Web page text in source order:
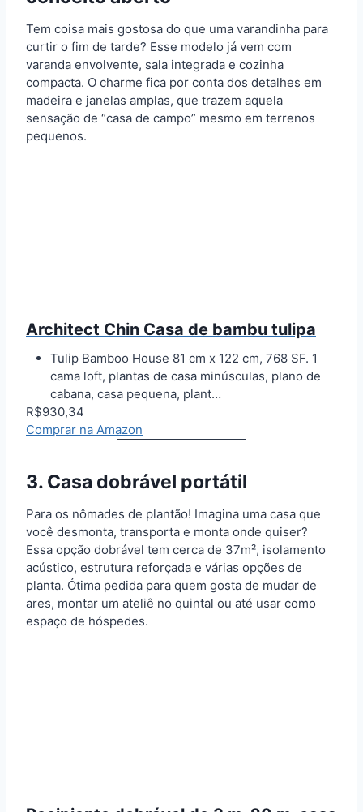
Tem coisa mais gostosa do que uma varandinha para
curtir o fim de tarde? Esse modelo já vem com
varanda envolvente, sala integrada e cozinha
compacta. O charme fica por conta dos detalhes em
madeira e janelas amplas, que trazem aquela
sensação de “casa de campo” mesmo em terrenos
pequenos.
Architect Chin Casa de bambu tulipa
Tulip Bamboo House 81 cm x 122 cm, 768 SF. 1
cama loft, plantas de casa minúsculas, plano de
cabana, casa pequena, plant…
R$930,34
Comprar na Amazon
3. Casa dobrável portátil
Para os nômades de plantão! Imagina uma casa que
você desmonta, transporta e monta onde quiser?
Essa opção dobrável tem cerca de 37m², isolamento
acústico, estrutura reforçada e várias opções de
planta. Ótima pedida para quem gosta de mudar de
ares, montar um ateliê no quintal ou até usar como
espaço de hóspedes.